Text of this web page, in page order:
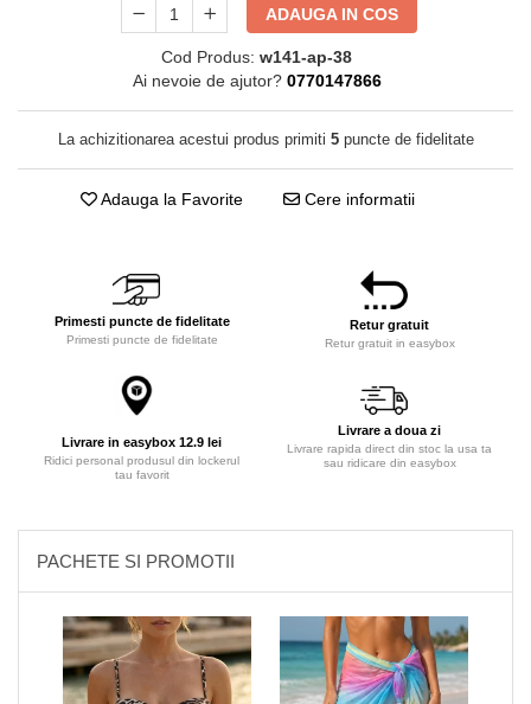
ADAUGA IN COS
Cod Produs: w141-ap-38
Ai nevoie de ajutor? 0770147866
La achizitionarea acestui produs primiti 5puncte de fidelitate
Adauga la Favorite Cere informatii
Primesti puncte de fidelitate
Primesti puncte de fidelitate
Retur gratuit
Retur gratuit in easybox
Livrare in easybox 12.9 lei
Ridici personal produsul din lockerul
tau favorit
Livrare a doua zi
Livrare rapida direct din stoc la usa ta
sau ridicare din easybox
PACHETE SI PROMOTII